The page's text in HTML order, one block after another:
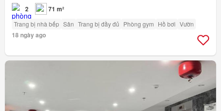
2 71 m²
Trang bị nhà bếp Sân Trang bị đầy đủ Phòng gym Hồ bơi Vườn
18 ngày ago